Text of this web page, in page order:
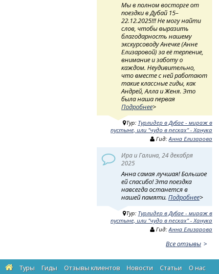
Мы в полном восторге от
поездки в Дубай 15–
22.12.2025!!! Не могу найти
слов, чтобы выразить
благодарность нашему
экскурсоводу Анечке (Анне
Елизаровой) за её терпение,
внимание и заботу о
каждом. Неудивительно,
что вместе с ней работают
такие классные гиды, как
Андрей, Алла и Женя. Это
была наша первая
Подробнее>
Тур: Турлидер в Дубае - мираж в
пустыне, или "чудо в песках" - Ханука
Гид:Анна Елизарова
Ира и Галина, 24 декабря
2025
Анна самая лучшая! Большое
ей спасибо! Эта поездка
навсегда останется в
нашей памяти.Подробнее>
Тур: Турлидер в Дубае - мираж в
пустыне, или "чудо в песках" - Ханука
Гид:Анна Елизарова
Все отзывы
Туры Гиды Отзывы клиентов Новости Статьи О нас